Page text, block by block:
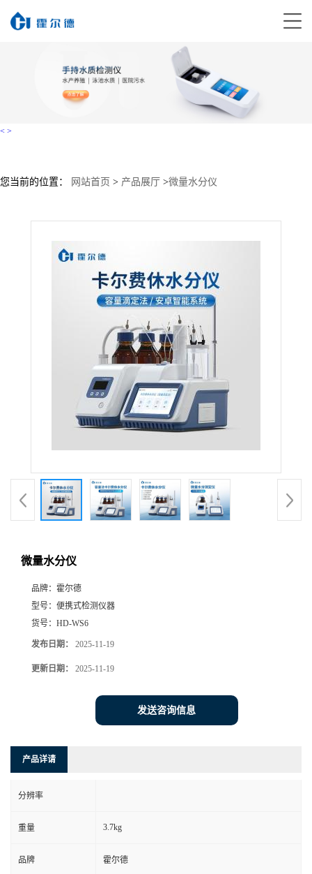
< >
您当前的位置： 网站首页 > 产品展厅 >微量水分仪
微量水分仪
品牌： 霍尔德
型号： 便携式检测仪器
货号： HD-WS6
发布日期： 2025-11-19
更新日期： 2025-11-19
发送咨询信息
产品详请
分辨率
重量 3.7kg
品牌 霍尔德